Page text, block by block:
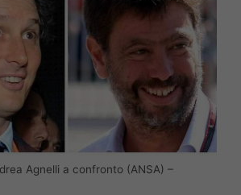
Agnelli a confronto (ANSA) –